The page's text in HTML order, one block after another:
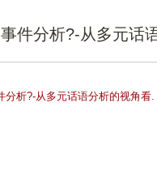
分
件分析?-从多元话
分析?-从多元话语分析的视角看.